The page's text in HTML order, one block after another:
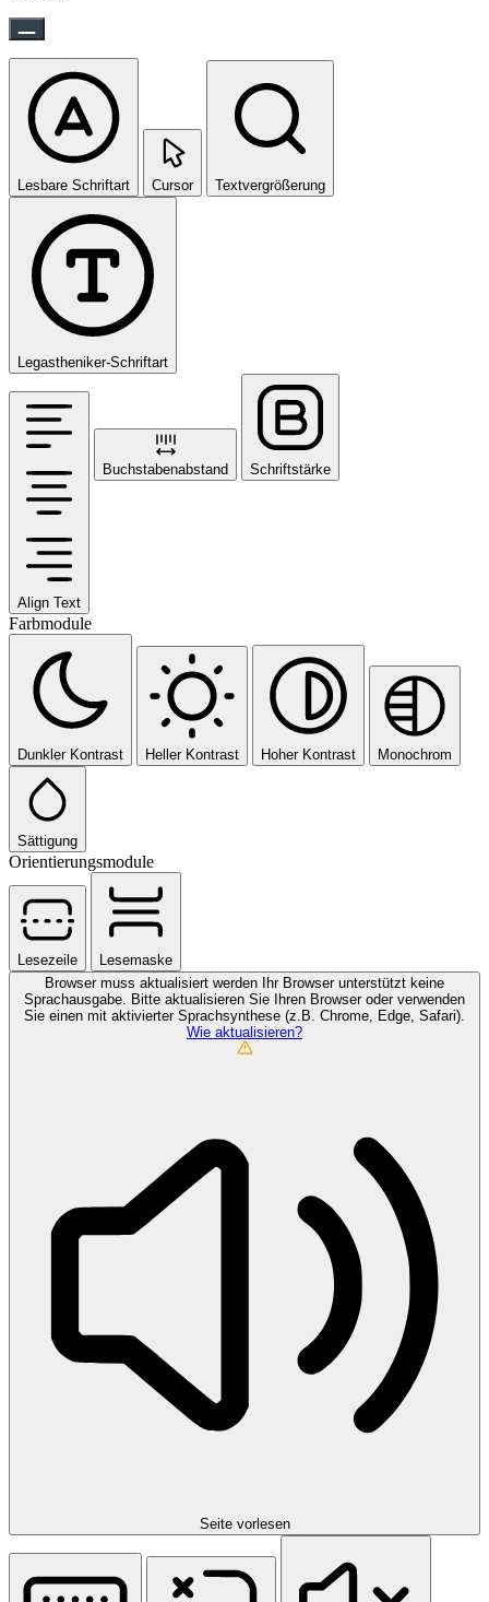
Lesbare Schriftart Cursor Textvergrößerung
Legastheniker-Schriftart
Align Text
Buchstabenabstand Schriftstärke
Farbmodule
Dunkler Kontrast Heller Kontrast Hoher Kontrast Monochrom
Sättigung
Orientierungsmodule
Lesezeile
Lesemaske
Browser muss aktualisiert werden
Ihr Browser unterstützt keine
Sprachausgabe. Bitte aktualisieren Sie Ihren Browser oder verwenden
Sie einen mit aktivierter Sprachsynthese (z.B. Chrome, Edge, Safari).
Wie aktualisieren?
Seite vorlesen